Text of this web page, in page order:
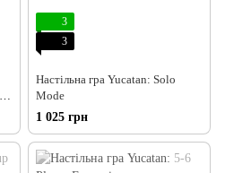
3
3
Настільна гра Yucatan: Solo
Mode
1 025 грн